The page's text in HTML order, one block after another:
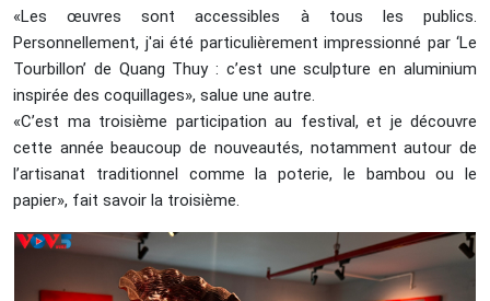
«Les œuvres sont accessibles à tous les publics.
Personnellement, j'ai été particulièrement impressionné par ‘Le
Tourbillon’ de Quang Thuy : c’est une sculpture en aluminium
inspirée des coquillages», salue une autre.
«C’est ma troisième participation au festival, et je découvre
cette année beaucoup de nouveautés, notamment autour de
l’artisanat traditionnel comme la poterie, le bambou ou le
papier», fait savoir la troisième.